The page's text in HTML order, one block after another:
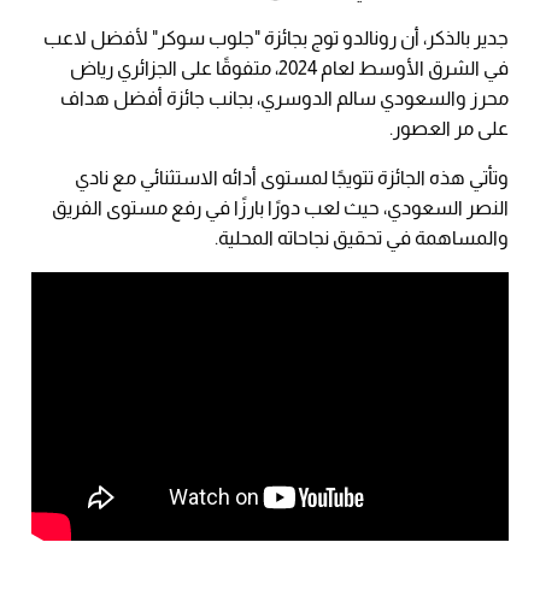
جدير بالذكر، أن رونالدو توج بجائزة "جلوب سوكر" لأفضل لاعب
في الشرق الأوسط لعام 2024، متفوقًا على الجزائري رياض
محرز والسعودي سالم الدوسري، بجانب جائزة أفضل هداف
على مر العصور.
وتأتي هذه الجائزة تتويجًا لمستوى أدائه الاستثنائي مع نادي
النصر السعودي، حيث لعب دورًا بارزًا في رفع مستوى الفريق
والمساهمة في تحقيق نجاحاته المحلية.